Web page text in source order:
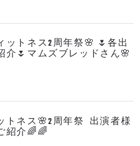
ットネス2周年祭🌸 🌷各出
介🌷マムズブレッドさん🌸
トネス🌸2周年祭 出演者様
紹介🌈🌈